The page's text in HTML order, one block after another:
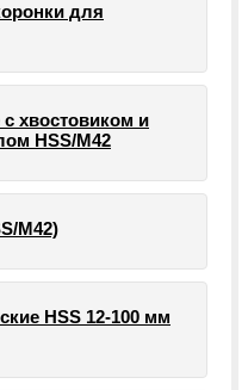
для
хвостовиком и
HSS/М42
М42)
HSS 12-100 мм